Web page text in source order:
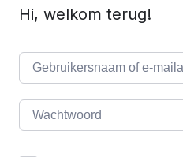
Hi, welkom terug!